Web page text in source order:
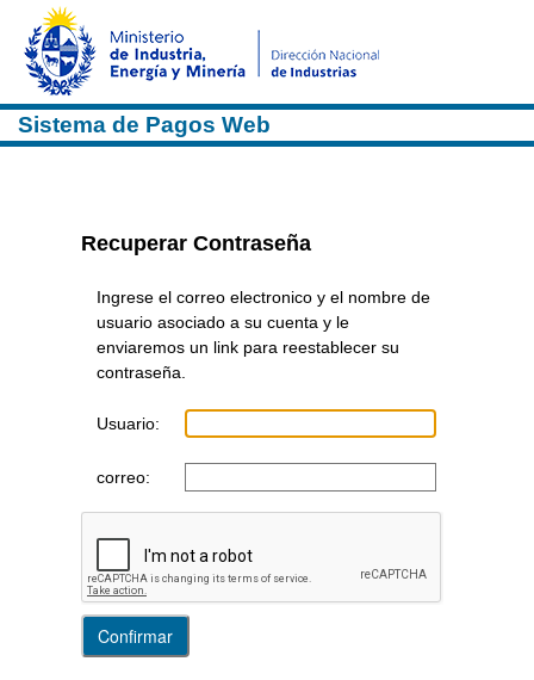
Sistema de Pagos Web
Recuperar Contraseña
Ingrese el correo electronico y el nombre de
usuario asociado a su cuenta y le
enviaremos un link para reestablecer su
contraseña.
Usuario:
correo: